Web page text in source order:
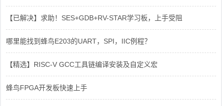
【已解决】求助！SES+GDB+RV-STAR学习板，上手受阻
哪里能找到蜂鸟E203的UART，SPI，IIC例程？
【精选】RISC-V GCC工具链编译安装及自定义宏
蜂鸟FPGA开发板快速上手